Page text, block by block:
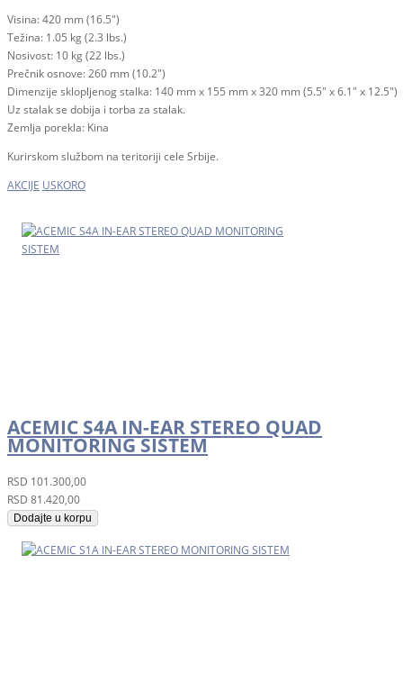
Visina: 420 mm (16.5")
Težina: 1.05 kg (2.3 lbs.)
Nosivost: 10 kg (22 lbs.)
Prečnik osnove: 260 mm (10.2")
Dimenzije sklopljenog stalka: 140 mm x 155 mm x 320 mm (5.5" x 6.1" x 12.5")
Uz stalak se dobija i torba za stalak.
Zemlja porekla: Kina
Kurirskom službom na teritoriji cele Srbije.
AKCIJE USKORO
ACEMIC S4A IN-EAR STEREO QUAD
MONITORING SISTEM
RSD 101.300,00
RSD 81.420,00
Dodajte u korpu